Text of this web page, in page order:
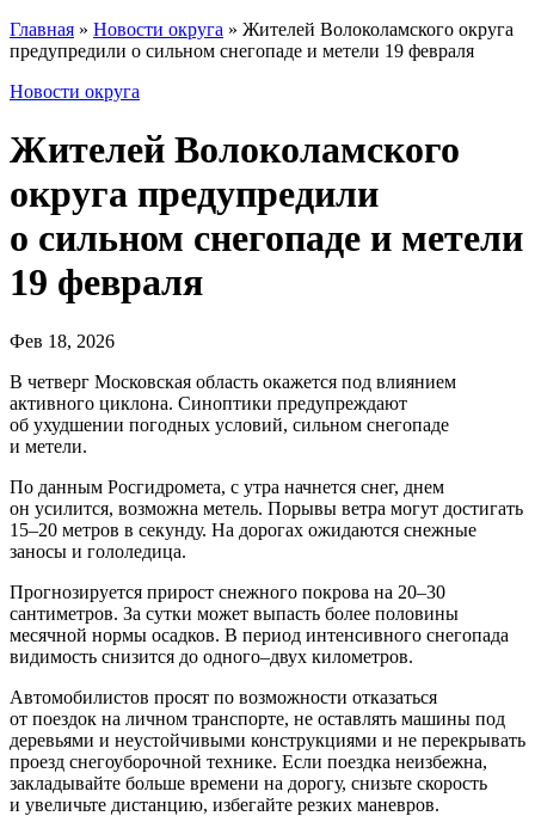
Главная » Новости округа » Жителей Волоколамского округа
предупредили о сильном снегопаде и метели 19 февраля
Новости округа
Жителей Волоколамского
округа предупредили
о сильном снегопаде и метели
19 февраля
Фев 18, 2026
В четверг Московская область окажется под влиянием
активного циклона. Синоптики предупреждают
об ухудшении погодных условий, сильном снегопаде
и метели.
По данным Росгидромета, с утра начнется снег, днем
он усилится, возможна метель. Порывы ветра могут достигать
15–20 метров в секунду. На дорогах ожидаются снежные
заносы и гололедица.
Прогнозируется прирост снежного покрова на 20–30
сантиметров. За сутки может выпасть более половины
месячной нормы осадков. В период интенсивного снегопада
видимость снизится до одного–двух километров.
Автомобилистов просят по возможности отказаться
от поездок на личном транспорте, не оставлять машины под
деревьями и неустойчивыми конструкциями и не перекрывать
проезд снегоуборочной технике. Если поездка неизбежна,
закладывайте больше времени на дорогу, снизьте скорость
и увеличьте дистанцию, избегайте резких маневров.